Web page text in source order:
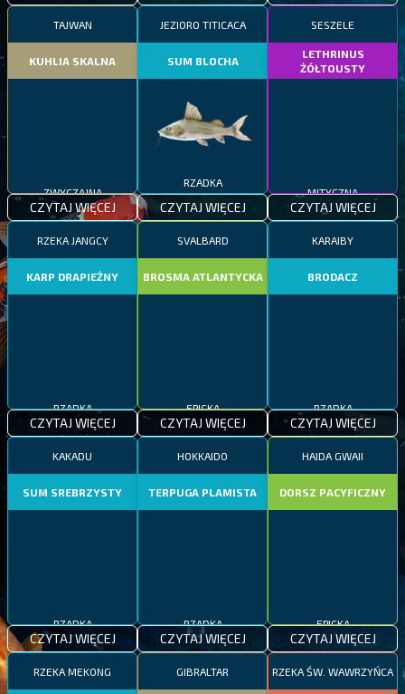
TAJWAN
KUHLIA SKALNA
ZWYCZAJNA
CZYTAJ WIĘCEJ
JEZIORO TITICACA
SUM BLOCHA
RZADKA
CZYTAJ WIĘCEJ
SESZELE
LETHRINUS
ŻÓŁTOUSTY
CZYTAJ WIĘCEJ
RZEKA JANGCY
KARP DRAPIEŻNY
RZADKA
CZYTAJ WIĘCEJ
SVALBARD
BROSMA ATLANTYCKA
EPICKA
CZYTAJ WIĘCEJ
KARAIBY
BRODACZ
RZADKA
CZYTAJ WIĘCEJ
KAKADU
SUM SREBRZYSTY
RZADKA
CZYTAJ WIĘCEJ
HOKKAIDO
TERPUGA PLAMISTA
RZADKA
CZYTAJ WIĘCEJ
HAIDA GWAII
DORSZ PACYFICZNY
EPICKA
CZYTAJ WIĘCEJ
RZEKA MEKONG GIBRALTAR RZEKA ŚW. WAWRZYŃCA